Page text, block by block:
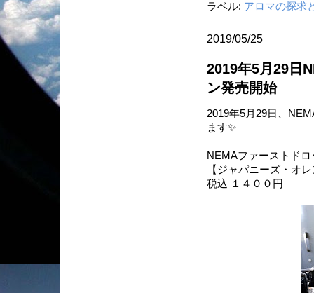
ラベル: アロマの探求
2019/05/25
2019年5月29日
ン発売開始
2019年5月29日、
ます✨
NEMAファーストド
【ジャパニーズ・オ
税込 １４００円